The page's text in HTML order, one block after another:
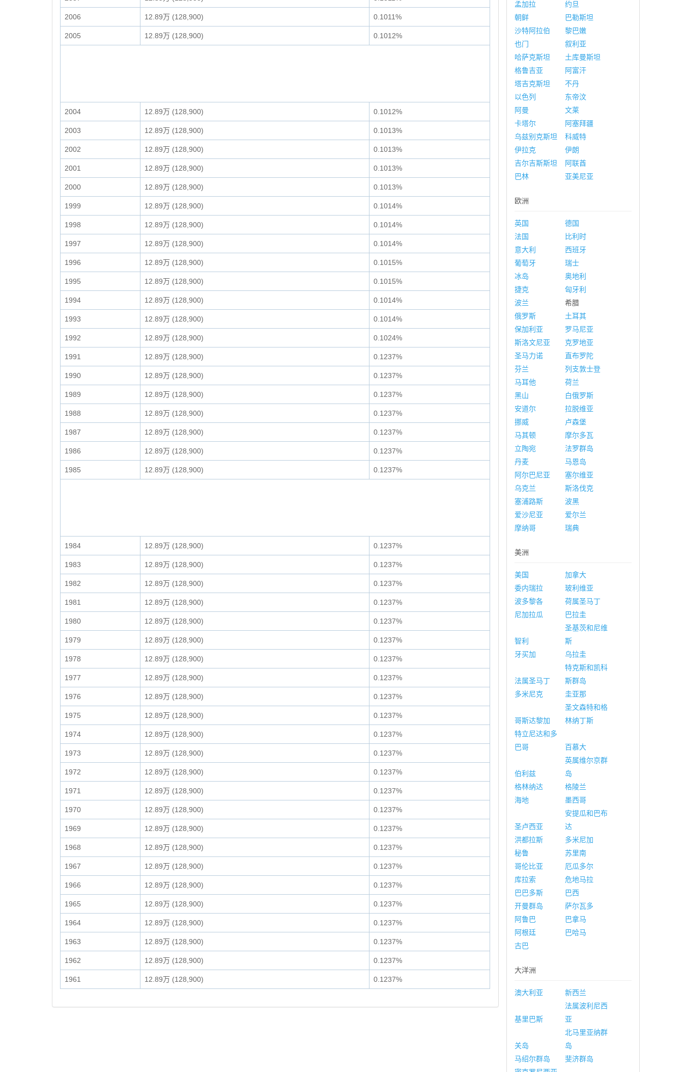
2006 12.89万 (128,900) 0.1011%
2005 12.89万 (128,900) 0.1012%
2004 12.89万 (128,900) 0.1012%
2003 12.89万 (128,900) 0.1013%
2002 12.89万 (128,900) 0.1013%
2001 12.89万 (128,900) 0.1013%
2000 12.89万 (128,900) 0.1013%
1999 12.89万 (128,900) 0.1014%
1998 12.89万 (128,900) 0.1014%
1997 12.89万 (128,900) 0.1014%
1996 12.89万 (128,900) 0.1015%
1995 12.89万 (128,900) 0.1015%
1994 12.89万 (128,900) 0.1014%
1993 12.89万 (128,900) 0.1014%
1992 12.89万 (128,900) 0.1024%
1991 12.89万 (128,900) 0.1237%
1990 12.89万 (128,900) 0.1237%
1989 12.89万 (128,900) 0.1237%
1988 12.89万 (128,900) 0.1237%
1987 12.89万 (128,900) 0.1237%
1986 12.89万 (128,900) 0.1237%
1985 12.89万 (128,900) 0.1237%
1984 12.89万 (128,900) 0.1237%
1983 12.89万 (128,900) 0.1237%
1982 12.89万 (128,900) 0.1237%
1981 12.89万 (128,900) 0.1237%
1980 12.89万 (128,900) 0.1237%
1979 12.89万 (128,900) 0.1237%
1978 12.89万 (128,900) 0.1237%
1977 12.89万 (128,900) 0.1237%
1976 12.89万 (128,900) 0.1237%
1975 12.89万 (128,900) 0.1237%
1974 12.89万 (128,900) 0.1237%
1973 12.89万 (128,900) 0.1237%
1972 12.89万 (128,900) 0.1237%
1971 12.89万 (128,900) 0.1237%
1970 12.89万 (128,900) 0.1237%
1969 12.89万 (128,900) 0.1237%
1968 12.89万 (128,900) 0.1237%
1967 12.89万 (128,900) 0.1237%
1966 12.89万 (128,900) 0.1237%
1965 12.89万 (128,900) 0.1237%
1964 12.89万 (128,900) 0.1237%
1963 12.89万 (128,900) 0.1237%
1962 12.89万 (128,900) 0.1237%
1961 12.89万 (128,900) 0.1237%
孟加拉
约旦
朝鲜
巴勒斯坦
沙特阿拉伯
黎巴嫩
也门
叙利亚
哈萨克斯坦
土库曼斯坦
格鲁吉亚
阿富汗
塔吉克斯坦
不丹
以色列
东帝汶
阿曼
文莱
卡塔尔
阿塞拜疆
乌兹别克斯坦
科威特
伊拉克
伊朗
吉尔吉斯斯坦
阿联酋
巴林
亚美尼亚
欧洲
英国
德国
法国
比利时
意大利
西班牙
葡萄牙
瑞士
冰岛
奥地利
捷克
匈牙利
波兰
希腊
俄罗斯
土耳其
保加利亚
罗马尼亚
斯洛文尼亚
克罗地亚
圣马力诺
直布罗陀
芬兰
列支敦士登
马耳他
荷兰
黑山
白俄罗斯
安道尔
拉脱维亚
挪威
卢森堡
马其顿
摩尔多瓦
立陶宛
法罗群岛
丹麦
马恩岛
阿尔巴尼亚
塞尔维亚
乌克兰
斯洛伐克
塞浦路斯
波黑
爱沙尼亚
爱尔兰
摩纳哥
瑞典
美洲
美国
加拿大
委内瑞拉
玻利维亚
波多黎各
荷属圣马丁
尼加拉瓜
巴拉圭
智利
圣基茨和尼维
斯
牙买加
乌拉圭
法属圣马丁
特克斯和凯科
斯群岛
多米尼克
圭亚那
哥斯达黎加
圣文森特和格
林纳丁斯
特立尼达和多
巴哥
百慕大
伯利兹
英属维尔京群
岛
格林纳达
格陵兰
海地
墨西哥
圣卢西亚
安提瓜和巴布
达
洪都拉斯
多米尼加
秘鲁
苏里南
哥伦比亚
厄瓜多尔
库拉索
危地马拉
巴巴多斯
巴西
开曼群岛
萨尔瓦多
阿鲁巴
巴拿马
阿根廷
巴哈马
古巴
大洋洲
澳大利亚 新西兰
基里巴斯
法属波利尼西
亚
关岛
北马里亚纳群
岛
马绍尔群岛
斐济群岛